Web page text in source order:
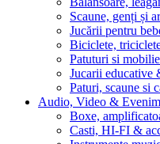
Scaune, genți și
Jucării pentru
Biciclete,
Patuturi si
Jucarii educative
Paturi, scaune si
Audio, Video &
Boxe,
Casti, HI-FI &